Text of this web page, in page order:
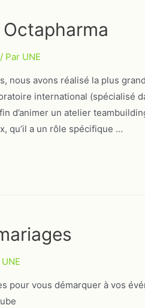
/ Par UNE
nous avons réalisé la plus
international (spécialisé
d’animer un atelier
qu’il a un rôle spécifique …
UNE
pour vous démarquer à vos